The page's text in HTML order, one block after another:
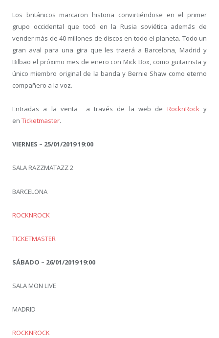
Los británicos marcaron historia convirtiéndose en el primer
grupo occidental que tocó en la Rusia soviética además de
vender más de 40 millones de discos en todo el planeta. Todo un
gran aval para una gira que les traerá a Barcelona, Madrid y
Bilbao el próximo mes de enero con Mick Box, como guitarrista y
único miembro original de la banda y Bernie Shaw como eterno
compañero a la voz.
Entradas a la venta a través de la web de RocknRocky
en Ticketmaster.
VIERNES – 25/01/2019 19:00
SALA RAZZMATAZZ 2
BARCELONA
ROCKNROCK
TICKETMASTER
SÁBADO – 26/01/2019 19:00
SALA MON LIVE
MADRID
ROCKNROCK